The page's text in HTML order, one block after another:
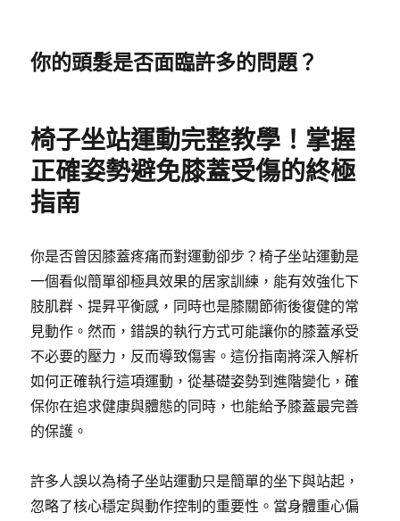
你的頭髮是否面臨許多的問題？
椅子坐站運動完整教學！掌握
正確姿勢避免膝蓋受傷的終極
指南
你是否曾因膝蓋疼痛而對運動卻步？椅子坐站運動是
一個看似簡單卻極具效果的居家訓練，能有效強化下
肢肌群、提昇平衡感，同時也是膝關節術後復健的常
見動作。然而，錯誤的執行方式可能讓你的膝蓋承受
不必要的壓力，反而導致傷害。這份指南將深入解析
如何正確執行這項運動，從基礎姿勢到進階變化，確
保你在追求健康與體態的同時，也能給予膝蓋最完善
的保護。
許多人誤以為椅子坐站運動只是簡單的坐下與站起，
忽略了核心穩定與動作控制的重要性。當身體重心偏